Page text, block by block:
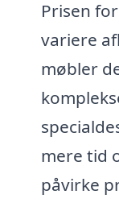
Prisen
variere
møbler
mere tid
påvirke